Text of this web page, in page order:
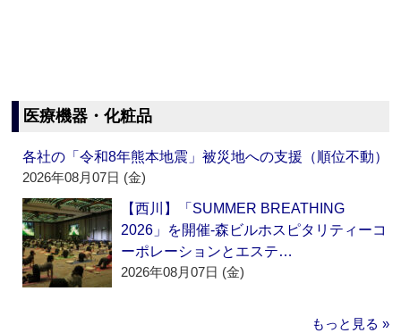
医療機器・化粧品
各社の「令和8年熊本地震」被災地への支援（順位不動）
2026年08月07日 (金)
【西川】「SUMMER BREATHING
2026」を開催‐森ビルホスピタリティーコ
ーポレーションとエステ…
2026年08月07日 (金)
もっと見る »